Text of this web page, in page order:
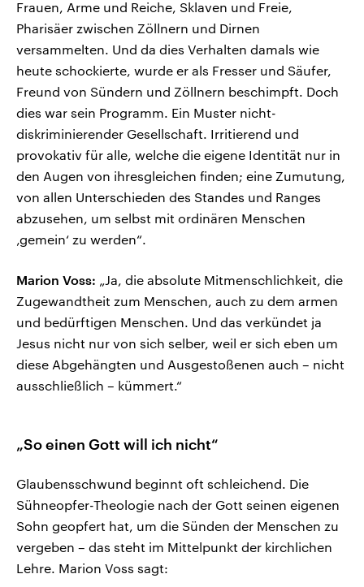
Frauen, Arme und Reiche, Sklaven und Freie,
Pharisäer zwischen Zöllnern und Dirnen
versammelten. Und da dies Verhalten damals wie
heute schockierte, wurde er als Fresser und Säufer,
Freund von Sündern und Zöllnern beschimpft. Doch
dies war sein Programm. Ein Muster nicht-
diskriminierender Gesellschaft. Irritierend und
provokativ für alle, welche die eigene Identität nur in
den Augen von ihresgleichen finden; eine Zumutung,
von allen Unterschieden des Standes und Ranges
abzusehen, um selbst mit ordinären Menschen
‚gemein‘ zu werden“.
Marion Voss: „Ja, die absolute Mitmenschlichkeit, die
Zugewandtheit zum Menschen, auch zu dem armen
und bedürftigen Menschen. Und das verkündet ja
Jesus nicht nur von sich selber, weil er sich eben um
diese Abgehängten und Ausgestoßenen auch – nicht
ausschließlich – kümmert.“
„So einen Gott will ich nicht“
Glaubensschwund beginnt oft schleichend. Die
Sühneopfer-Theologie nach der Gott seinen eigenen
Sohn geopfert hat, um die Sünden der Menschen zu
vergeben – das steht im Mittelpunkt der kirchlichen
Lehre. Marion Voss sagt: